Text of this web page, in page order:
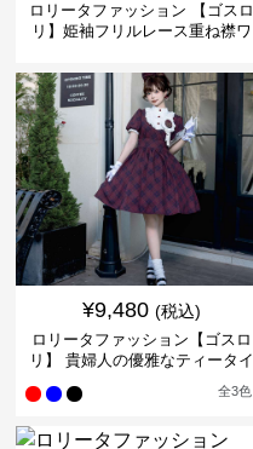
ロリータファッション 【ゴスロ
リ】姫袖フリルレース重ね襟ワ
¥9,480 (税込)
ロリータファッション【ゴスロ
リ】 貴婦人の優雅なティータイ
全3色